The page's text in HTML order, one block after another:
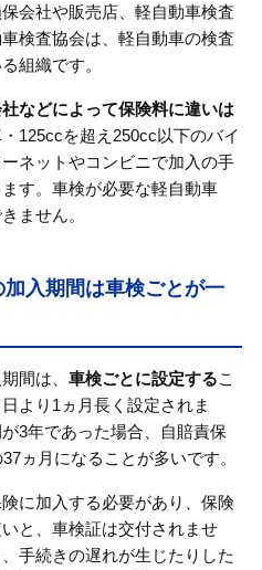
会社や販売店、軽自動車検査
検査協会は、軽自動車の検査
組織です。
などによって保険料に違いは
125ccを超え250cc以下のバイ
ネットやコンビニで加入の手
す。車検が必要な軽自動車
ません。
入期間は車検ごとが一
間は、 車検ごとに設定するこ
より1ヵ月長く設定されま
3年であった場合、自賠責保
ヵ月になることが多いです。
に加入する必要があり、保険
と、車検証は交付されませ
手続きの遅れが生じたりした